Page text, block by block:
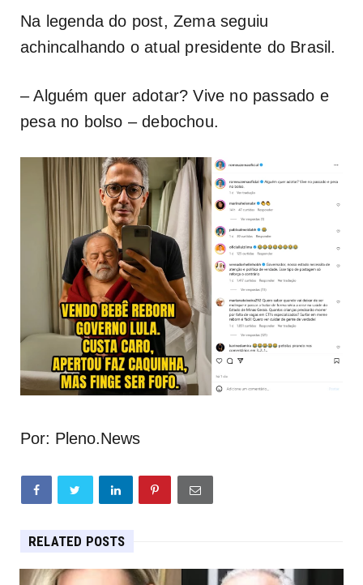
Na legenda do post, Zema seguiu
achincalhando o atual presidente do Brasil.
– Alguém quer adotar? Vive no passado e
pesa no bolso – debochou.
Por: Pleno.News
RELATED POSTS